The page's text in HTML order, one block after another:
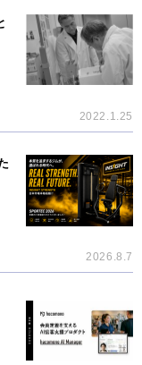
2022.1.25
2026.8.7